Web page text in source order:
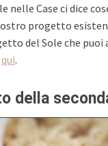
nelle Case ci dice
progetto
del Sole che puoi
qui.
della